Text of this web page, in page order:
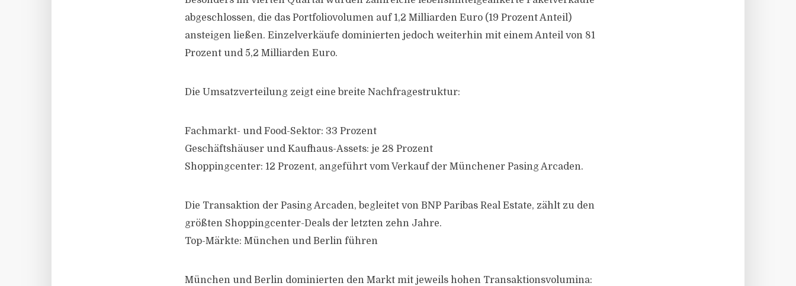
abgeschlossen, die das Portfoliovolumen auf 1,2 Milliarden Euro (19 Prozent Anteil)
ansteigen ließen. Einzelverkäufe dominierten jedoch weiterhin mit einem Anteil von 81
Prozent und 5,2 Milliarden Euro.
Die Umsatzverteilung zeigt eine breite Nachfragestruktur:
Fachmarkt- und Food-Sektor: 33 Prozent
Geschäftshäuser und Kaufhaus-Assets: je 28 Prozent
Shoppingcenter: 12 Prozent, angeführt vom Verkauf der Münchener Pasing Arcaden.
Die Transaktion der Pasing Arcaden, begleitet von BNP Paribas Real Estate, zählt zu den
größten Shoppingcenter-Deals der letzten zehn Jahre.
Top-Märkte: München und Berlin führen
München und Berlin dominierten den Markt mit jeweils hohen Transaktionsvolumina: